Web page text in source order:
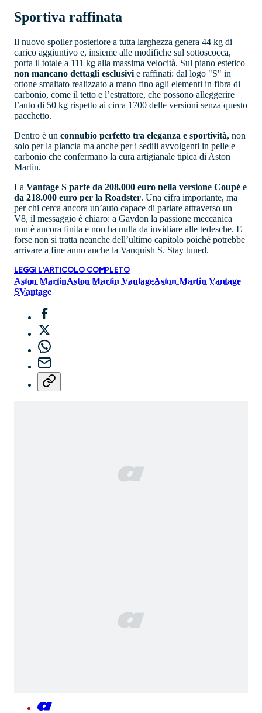
Sportiva raffinata
Il nuovo spoiler posteriore a tutta larghezza genera 44 kg di
carico aggiuntivo e, insieme alle modifiche sul sottoscocca,
porta il totale a 111 kg alla massima velocità. Sul piano estetico
non mancano dettagli esclusivi e raffinati: dal logo "S" in
ottone smaltato realizzato a mano fino agli elementi in fibra di
carbonio, come il tetto e l’estrattore, che possono alleggerire
l’auto di 50 kg rispetto ai circa 1700 delle versioni senza questo
pacchetto.
Dentro è un connubio perfetto tra eleganza e sportività, non
solo per la plancia ma anche per i sedili avvolgenti in pelle e
carbonio che confermano la cura artigianale tipica di Aston
Martin.
La Vantage S parte da 208.000 euro nella versione Coupé e
da 218.000 euro per la Roadster. Una cifra importante, ma
per chi cerca ancora un’auto capace di parlare attraverso un
V8, il messaggio è chiaro: a Gaydon la passione meccanica
non è ancora finita e non ha nulla da invidiare alle tedesche. E
forse non si tratta neanche dell’ultimo capitolo poiché potrebbe
arrivare a fine anno anche la Vanquish S. Stay tuned.
LEGGI L'ARTICOLO COMPLETO
Aston MartinAston Martin VantageAston Martin Vantage
SVantage